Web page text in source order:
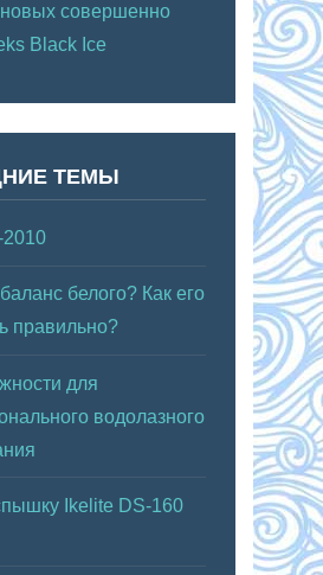
совершенно
Black Ice
ТЕМЫ
2010
белого? Как его
правильно?
для
водолазного
Ikelite DS-160